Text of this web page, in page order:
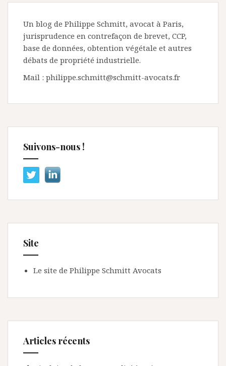
Un blog de Philippe Schmitt, avocat à Paris,
jurisprudence en contrefaçon de brevet, CCP,
base de données, obtention végétale et autres
débats de propriété industrielle.
Mail : philippe.schmitt@schmitt-avocats.fr
Suivons-nous !
Site
Le site de Philippe Schmitt Avocats
Articles récents